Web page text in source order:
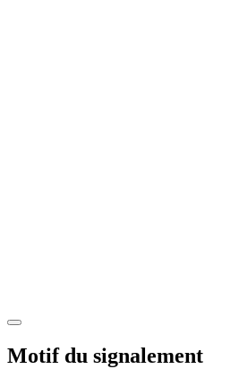
Motif du signalement